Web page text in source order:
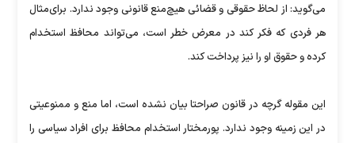
می‌گوید:‌ از لحاظ حقوقی و قضائی هیچ‌منع قانونی وجود ندارد. برای‌مثال
هر فردی که فکر کند در معرض خطر است، می‌تواند محافظ استخدام
کرده و حقوق او را نیز پرداخت کند.
این مقوله گرچه در قانون صراحتا بیان نشده است،‌ اما منع و ممنوعیتی
در این زمینه وجود ندارد. پورمختار استخدام محافظ برای افراد سیاسی را